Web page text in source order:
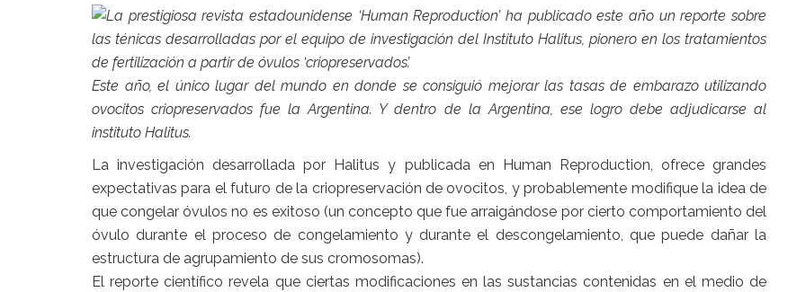
La prestigiosa revista estadounidense ‘Human Reproduction’ ha publicado este año un reporte sobre
las ténicas desarrolladas por el equipo de investigación del Instituto Halitus, pionero en los tratamientos
de fertilización a partir de óvulos ‘criopreservados’.
Este año, el único lugar del mundo en donde se consiguió mejorar las tasas de embarazo utilizando
ovocitos criopreservados fue la Argentina. Y dentro de la Argentina, ese logro debe adjudicarse al
instituto Halitus.
La investigación desarrollada por Halitus y publicada en Human Reproduction, ofrece grandes
expectativas para el futuro de la criopreservación de ovocitos, y probablemente modifique la idea de
que congelar óvulos no es exitoso (un concepto que fue arraigándose por cierto comportamiento del
óvulo durante el proceso de congelamiento y durante el descongelamiento, que puede dañar la
estructura de agrupamiento de sus cromosomas).
El reporte científico revela que ciertas modificaciones en las sustancias contenidas en el medio de